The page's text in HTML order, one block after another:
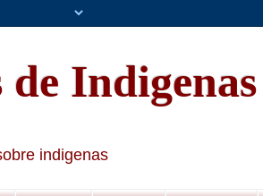
Indigenas
indigenas